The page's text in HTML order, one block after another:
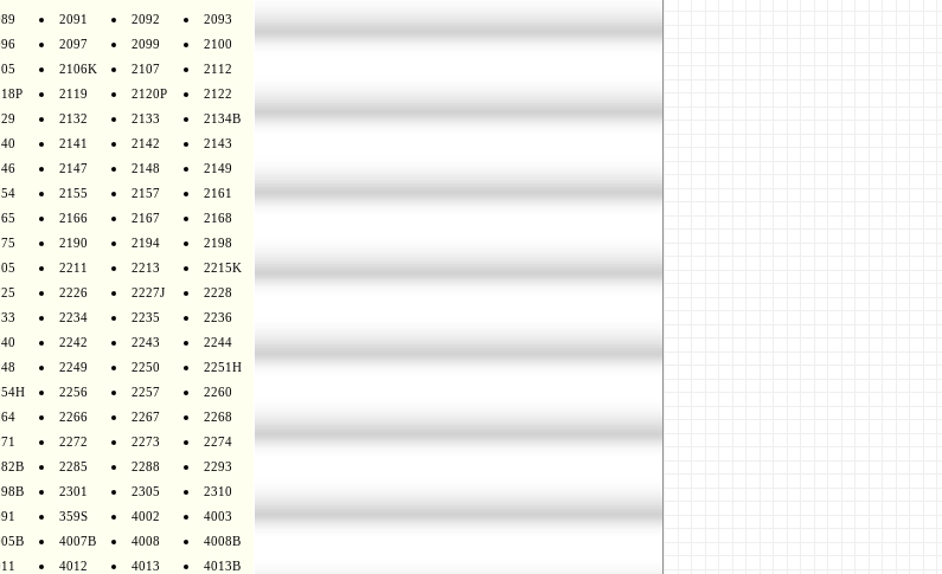
2091 2092
2093
2097 2099
2100
2106K 2107
2112
2119 2120P
2122
2132 2133
2134B
2141 2142
2143
2147 2148
2149
2155 2157
2161
2166 2167
2168
2190 2194
2198
2211 2213
2215K
2226 2227J
2228
2234 2235
2236
2242 2243
2244
2249 2250
2251H
2256 2257
2260
2266 2267
2268
2272 2273
2274
2285 2288
2293
2301 2305
2310
359S 4002
4003
4007B 4008
4008B
4012 4013
4013B